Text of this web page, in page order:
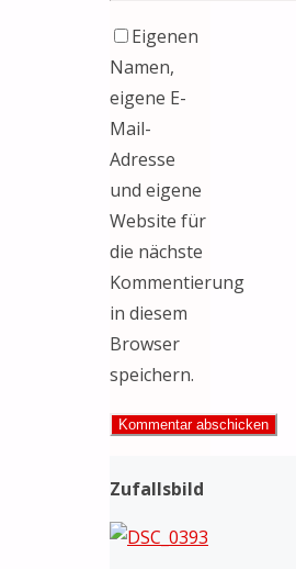
Eigenen
Namen,
eigene E-
Mail-
Adresse
und eigene
Website für
die nächste
Kommentierung
in diesem
Browser
speichern.
Zufallsbild